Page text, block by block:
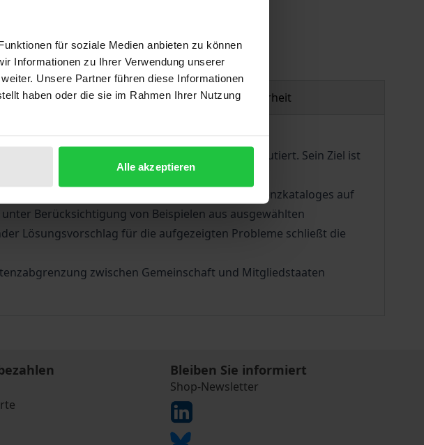
für soziale Medien anbieten zu können
Informationen zu Ihrer Verwendung unserer
Unsere Partner führen diese Informationen
haben oder die sie im Rahmen Ihrer Nutzung
Alle akzeptieren
Produktsicherheit
in den Gemeinschaftsverträgen diskutiert. Sein Ziel ist
Union besser abzugrenzen.
ist. Sie zeigt die Lösungsansätze eines Kompetenzkataloges auf
Berücksichtigung von Beispielen aus ausgewählten
Lösungsvorschlag für die aufgezeigten Probleme schließt die
zwischen Gemeinschaft und Mitgliedstaaten
Bleiben Sie informiert
Shop-Newsletter